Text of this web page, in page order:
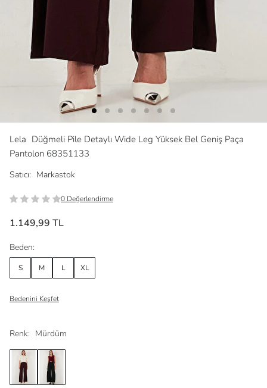
Lela Düğmeli Pile Detaylı Wide Leg Yüksek Bel Geniş Paça
Pantolon 68351133
Satıcı: Markastok
0 Değerlendirme
1.149,99 TL
Renk: Mürdüm
Beden:
S M L XL
Bedenini Keşfet